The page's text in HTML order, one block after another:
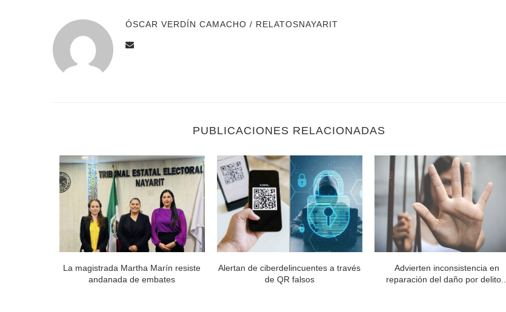
ÓSCAR VERDÍN CAMACHO / RELATOSNAYARIT
PUBLICACIONES RELACIONADAS
La magistrada Martha Marín resiste
andanada de embates
Alertan de ciberdelincuentes a través
de QR falsos
Advierten inconsistencia en
reparación del daño por delito...